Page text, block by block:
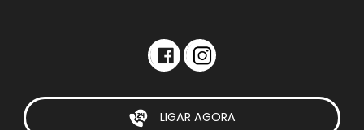
LIGAR AGORA